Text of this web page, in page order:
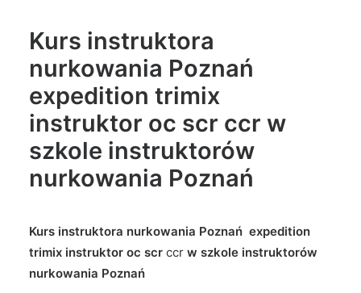
Kurs instruktora
nurkowania Poznań
expedition trimix
instruktor oc scr ccr w
szkole instruktorów
nurkowania Poznań
Kurs instruktora nurkowania Poznań expedition
trimix instruktor oc scr ccr w szkole instruktorów
nurkowania Poznań